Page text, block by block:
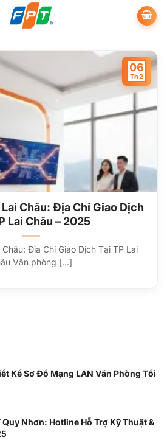
Châu: Địa Chỉ Giao Dịch
Lai Châu – 2025
Địa Chỉ Giao Dịch Tại TP Lai
Văn phòng [...]
06
Th2
Kế Sơ Đồ Mạng LAN Văn Phòng Tối
Nhơn: Hotline Hỗ Trợ Kỹ Thuật &